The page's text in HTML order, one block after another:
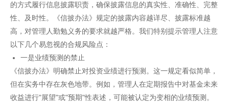
的方式履行信息披露职责，确保披露信息的真实性、准确性、完整
性、及时性。《信披办法》规定的披露内容越详尽、披露标准越
高，对管理人勤勉义务的要求就越严格。我们特别提示管理人注意
以下几个易忽视的合规风险点：
一是业绩预测的禁止
《信披办法》明确禁止对投资业绩进行预测。这一规定看似简单，
但在实务中存在灰色地带。例如，管理人在定期报告中对基金未来
收益进行"展望"或"预期"性表述，可能被认定为变相的业绩预测。